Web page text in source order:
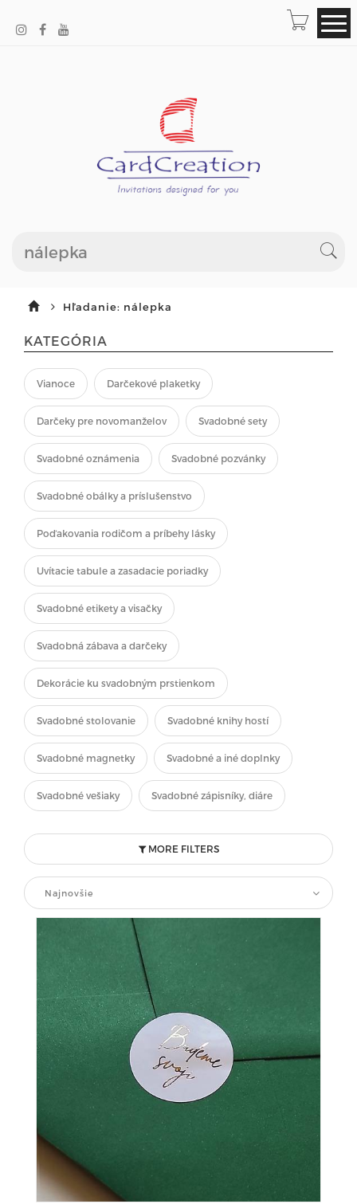
Hľadanie: nálepka
KATEGÓRIA
Vianoce Darčekové plaketky
Darčeky pre novomanželov Svadobné sety
Svadobné oznámenia Svadobné pozvánky
Svadobné obálky a príslušenstvo
Poďakovania rodičom a príbehy lásky
Uvítacie tabule a zasadacie poriadky
Svadobné etikety a visačky
Svadobná zábava a darčeky
Dekorácie ku svadobným prstienkom
Svadobné stolovanie Svadobné knihy hostí
Svadobné magnetky Svadobné a iné doplnky
Svadobné vešiaky Svadobné zápisníky, diáre
MORE FILTERS
Najnovšie